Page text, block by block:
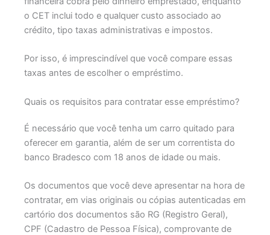
o CET inclui todo e qualquer custo associado ao
crédito, tipo taxas administrativas e impostos.
Por isso, é imprescindível que você compare essas
taxas antes de escolher o empréstimo.
Quais os requisitos para contratar esse empréstimo?
É necessário que você tenha um carro quitado para
oferecer em garantia, além de ser um correntista do
banco Bradesco com 18 anos de idade ou mais.
Os documentos que você deve apresentar na hora de
contratar, em vias originais ou cópias autenticadas em
cartório dos documentos são RG (Registro Geral),
CPF (Cadastro de Pessoa Física), comprovante de